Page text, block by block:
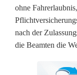
t
o
h
ohne
nach der
die Beamten die